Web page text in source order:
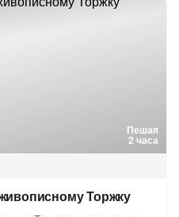
Пешая
2 часа
Торжку